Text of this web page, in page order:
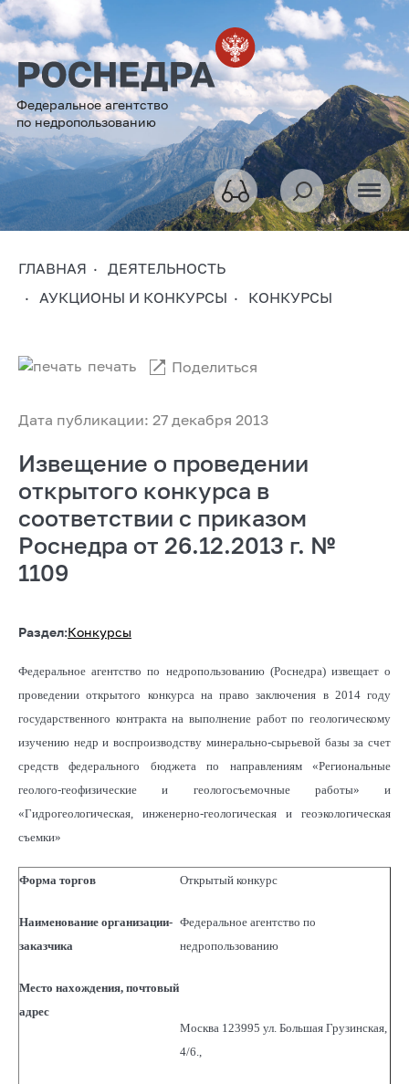
Федеральное агентство
по недропользованию
ГЛАВНАЯ
ДЕЯТЕЛЬНОСТЬ
АУКЦИОНЫ И КОНКУРСЫ
КОНКУРСЫ
Дата публикации: 27 декабря 2013
печать Поделиться
Извещение о проведении
открытого конкурса в
соответствии с приказом
Роснедра от 26.12.2013 г. №
1109
Раздел:Конкурсы
Федеральное агентство по недропользованию (Роснедра) извещает о
проведении открытого конкурса на право заключения в 2014 году
государственного контракта на выполнение работ по геологическому
изучению недр и воспроизводству минерально-сырьевой базы за счет
средств федерального бюджета по направлениям «Региональные
геолого-геофизические и геологосъемочные работы» и
«Гидрогеологическая, инженерно-геологическая и геоэкологическая
съемки»
Форма торгов Открытый конкурс
Наименование организации-
заказчика
Место нахождения, почтовый
адрес
Федеральное агентство по
недропользованию
Москва 123995 ул. Большая Грузинская,
4/6.,